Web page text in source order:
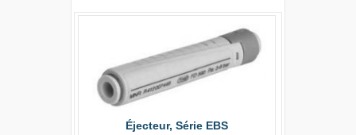
Éjecteur, Série EBS